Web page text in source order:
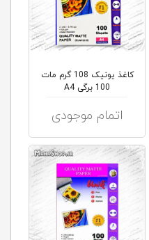
کاغذ یونیک 108 گرم مات
100 برگی A4
اتمام موجودی